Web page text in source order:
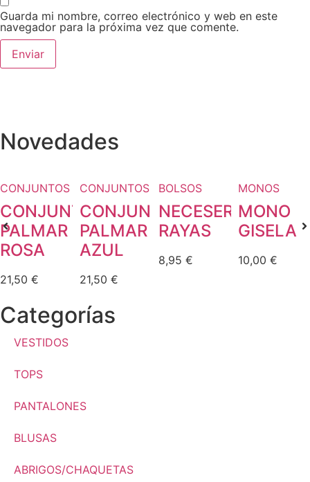
Guarda mi nombre, correo electrónico y web en este
navegador para la próxima vez que comente.
Novedades
CONJUNTOS
CONJUNTO
PALMAR
ROSA
21,50 €
CONJUNTOS
CONJUNTO
PALMAR
AZUL
21,50 €
BOLSOS
NECESER
RAYAS
8,95 €
MONOS
MONO
GISELA
10,00 €
Categorías
VESTIDOS
TOPS
PANTALONES
BLUSAS
ABRIGOS/CHAQUETAS